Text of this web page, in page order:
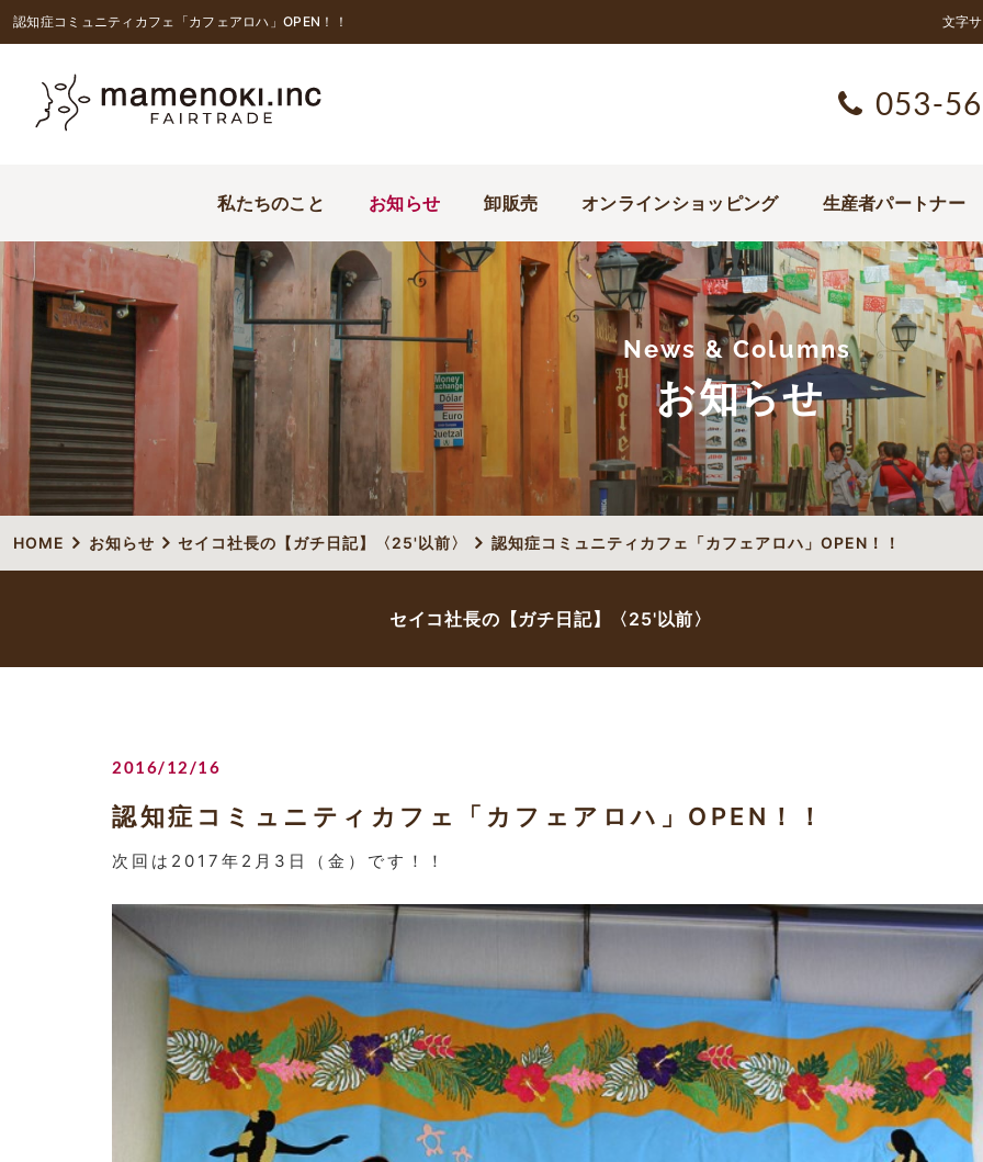
認知症コミュニティカフェ「カフェアロハ」OPEN！！ 文字
053-
私たちのこと お知らせ 卸販売 オンラインショッピング 生産者パートナー
News & Columns
お知らせ
HOME お知らせ セイコ社長の【ガチ日記】〈25'以前〉 認知症コミュニティカフェ「カフェアロハ」OPEN！！
セイコ社長の【ガチ日記】〈25'以前〉
2016/12/16
認知症コミュニティカフェ「カフェアロハ」OPEN！！
次回は2017年2月3日（金）です！！